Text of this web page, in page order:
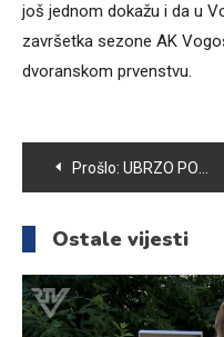
još jednom dokažu i da u
završetka sezone AK
dvoranskom prvenstvu.
Navigacija
članaka
Prošlo: UBRZO POČINJE PREMIJER RUKOMETNA LIGA: RUKOMETAŠI VOGOŠĆE SPREMNI
Ostale vijesti